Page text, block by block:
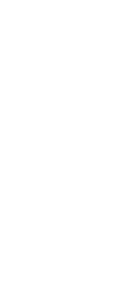
– amikor
megszületett.